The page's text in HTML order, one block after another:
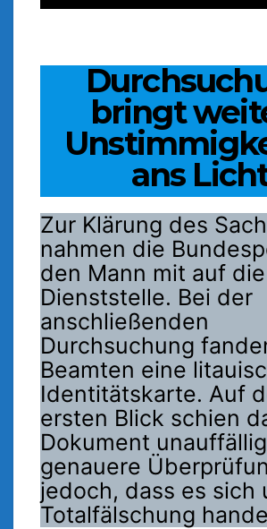
bringt
ans
Zur Klärung des
nahmen die
den Mann mit auf die
Dienststelle. Bei der
anschließenden
Durchsuchung
Beamten eine
Identitätskarte. Auf
ersten Blick schien
Dokument
genauere
jedoch, dass es sich
Totalfälschung